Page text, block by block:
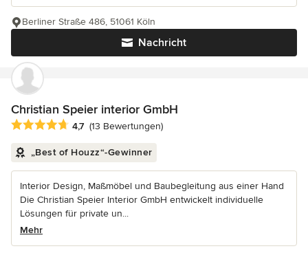
Nachricht
Berliner Straße 486, 51061 Köln
Christian Speier interior GmbH
Durchschnittliche Bewertung: 4.7 von 5 Sternen
4,7 (13 Bewertungen)
„Best of Houzz“-Gewinner
Interior Design, Maßmöbel und Baubegleitung aus einer Hand
Die Christian Speier Interior GmbH entwickelt individuelle
Lösungen für private un...
Mehr